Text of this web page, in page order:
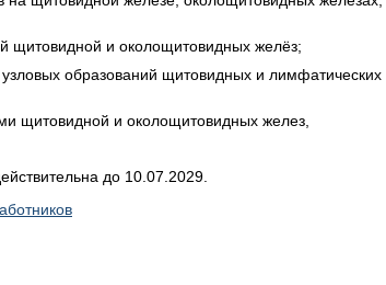
щитовидной и околощитовидных желёз;
образований щитовидных и лимфатических
щитовидной и околощитовидных желез,
до 10.07.2029.